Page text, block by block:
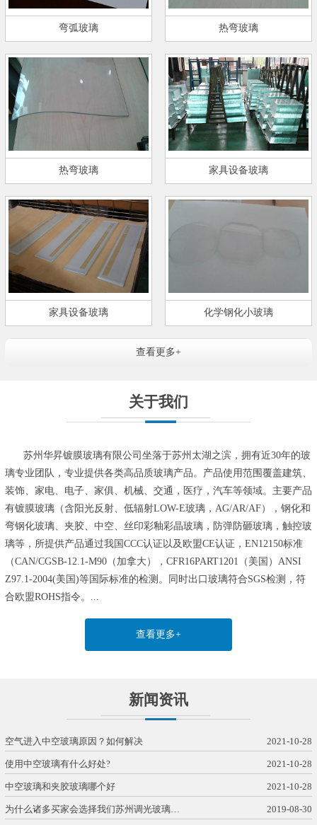
弯弧玻璃 热弯玻璃
热弯玻璃 家具设备玻璃
家具设备玻璃 化学钢化小玻璃
查看更多+
关于我们
苏州华昇镀膜玻璃有限公司坐落于苏州太湖之滨，拥有近30年的玻
璃专业团队，专业提供各类高品质玻璃产品。产品使用范围覆盖建筑、
装饰、家电、电子、家俱、机械、交通，医疗，汽车等领域。主要产品
有镀膜玻璃（含阳光反射、低辐射LOW-E玻璃，AG/AR/AF），钢化和
弯钢化玻璃、夹胶、中空、丝印彩釉彩晶玻璃，防弹防砸玻璃，触控玻
璃等，所提供产品通过我国CCC认证以及欧盟CE认证，EN12150标准
（CAN/CGSB-12.1-M90（加拿大），CFR16PART1201（美国）ANSI
Z97.1-2004(美国)等国际标准的检测。同时出口玻璃符合SGS检测，符
合欧盟ROHS指令。...
查看更多+
新闻资讯
空气进入中空玻璃原因？如何解决 2021-10-28
使用中空玻璃有什么好处? 2021-10-28
中空玻璃和夹胶玻璃哪个好 2021-10-28
为什么诸多买家会选择我们苏州调光玻璃… 2019-08-30